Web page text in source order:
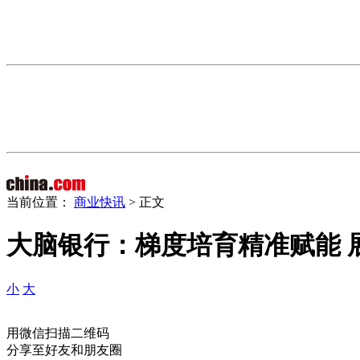
当前位置： 商业快讯 > 正文
大脑银行：梯度培育精准赋能
小 大
用微信扫描二维码
分享至好友和朋友圈